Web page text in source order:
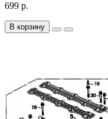
699 р.
В корзину